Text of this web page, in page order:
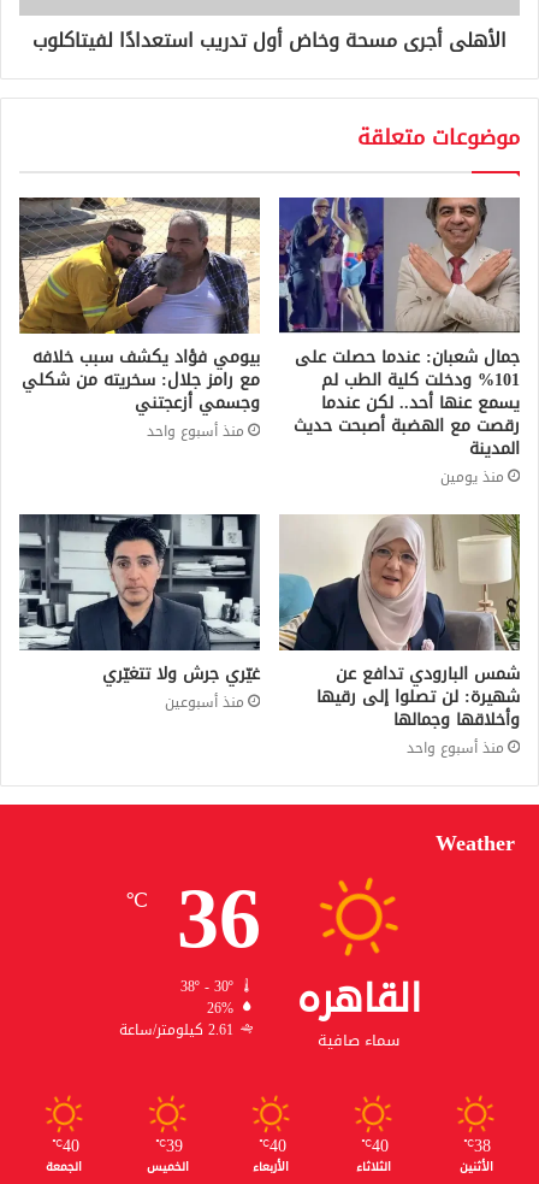
الأهلى أجرى مسحة وخاض أول تدريب استعدادًا لفيتاكلوب
موضوعات متعلقة
جمال شعبان: عندما حصلت على
101% ودخلت كلية الطب لم
يسمع عنها أحد.. لكن عندما
رقصت مع الهضبة أصبحت حديث
المدينة
منذ يومين
بيومي فؤاد يكشف سبب خلافه
مع رامز جلال: سخريته من شكلي
وجسمي أزعجتني
منذ أسبوع واحد
شمس البارودي تدافع عن
شهيرة: لن تصلوا إلى رقيها
وأخلاقها وجمالها
منذ أسبوع واحد
غيّري جرش ولا تتغيّري
منذ أسبوعين
Weather
القاهره
سماء صافية
36
℃
38º - 30º
26%
2.61 كيلومتر/ساعة
38
℃
الأثنين
40
℃
الثلاثاء
40
℃
الأربعاء
39
℃
الخميس
40
℃
الجمعة